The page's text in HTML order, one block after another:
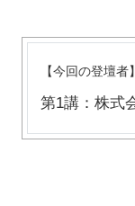
【今回の登壇者】
第1講：株式